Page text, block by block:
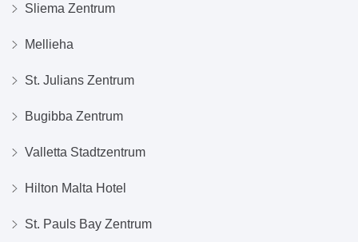
Sliema Zentrum
Mellieha
St. Julians Zentrum
Bugibba Zentrum
Valletta Stadtzentrum
Hilton Malta Hotel
St. Pauls Bay Zentrum